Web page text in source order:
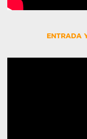
entrada